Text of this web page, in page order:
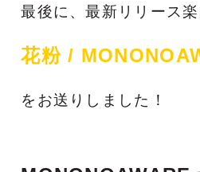
最後に、最新リリース楽
花粉 /
をお送りしました！